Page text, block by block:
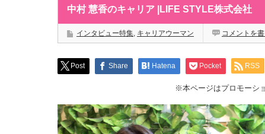
中村 慧香のキャリア |LIFE STYLE株式会社
インタビュー特集, キャリアウーマン コメントを書
Post Share Hatena Pocket RSS
※本ページはプロモーシ